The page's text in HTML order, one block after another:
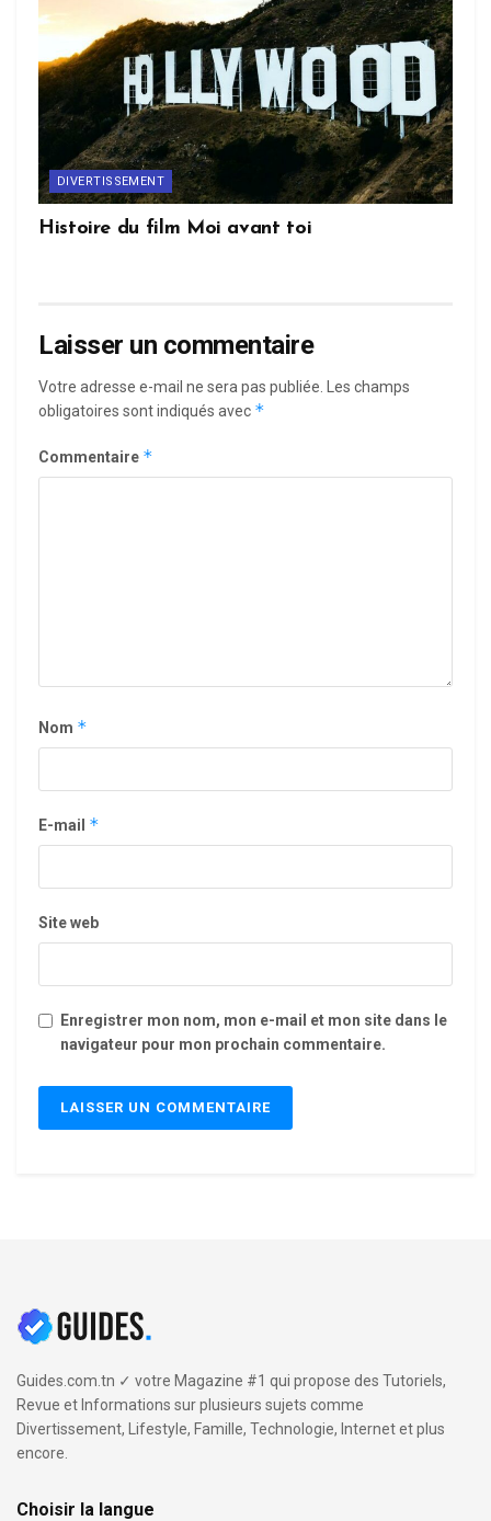
DIVERTISSEMENT
Histoire du film Moi avant toi
Laisser un commentaire
Votre adresse e-mail ne sera pas publiée.
Les champs
obligatoires sont indiqués avec *
Commentaire *
Nom *
E-mail *
Site web
Enregistrer mon nom, mon e-mail et mon site dans le
navigateur pour mon prochain commentaire.
Guides.com.tn ✓ votre Magazine #1 qui propose des Tutoriels,
Revue et Informations sur plusieurs sujets comme
Divertissement, Lifestyle, Famille, Technologie, Internet et plus
encore.
Choisir la langue